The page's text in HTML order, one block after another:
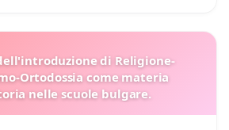
di Religione-
Ortodossia come materia
nelle scuole bulgare.